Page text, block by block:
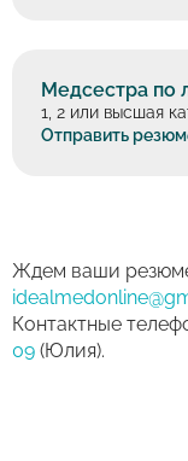
Медсестра по
1, 2 или высшая
Отправить
Ждем ваши
Контактные
09 (Юлия).